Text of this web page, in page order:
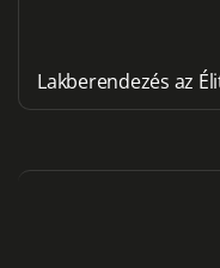
Lakberendezés az